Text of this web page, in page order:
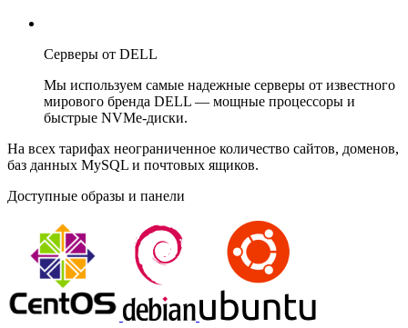
Серверы от DELL
Мы используем самые надежные серверы от известного
мирового бренда DELL — мощные процессоры и
быстрые NVMe-диски.
На всех тарифах неограниченное количество сайтов, доменов,
баз данных MySQL и почтовых ящиков.
Доступные образы и панели